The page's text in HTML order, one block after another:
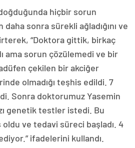
hiçbir sorun
daha sonra sürekli ağladığını ve
“Doktora gittik, birkaç
ama sorun çözülemedi ve bir
çekilen bir akciğer
olmadığı teşhis edildi. 7
Sonra doktorumuz Yasemin
genetik testler istedi. Bu
ve tedavi süreci başladı. 4
ifadelerini kullandı.